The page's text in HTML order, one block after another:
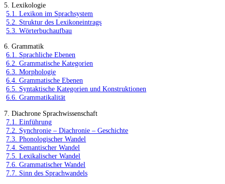
5. Lexikologie
5.1. Lexikon im Sprachsystem
5.2. Struktur des Lexikoneintrags
5.3. Wörterbuchaufbau
6. Grammatik
6.1. Sprachliche Ebenen
6.2. Grammatische Kategorien
6.3. Morphologie
6.4. Grammatische Ebenen
6.5. Syntaktische Kategorien und Konstruktionen
6.6. Grammatikalität
7. Diachrone Sprachwissenschaft
7.1. Einführung
7.2. Synchronie – Diachronie – Geschichte
7.3. Phonologischer Wandel
7.4. Semantischer Wandel
7.5. Lexikalischer Wandel
7.6. Grammatischer Wandel
7.7. Sinn des Sprachwandels